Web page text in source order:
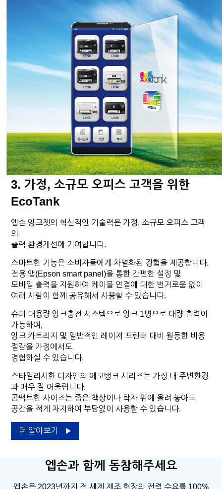
3. 가정, 소규모 오피스 고객을 위한
EcoTank
엡손 잉크젯의 혁신적인 기술력은 가정, 소규모 오피스 고객
의
출력 환경개선에 기여합니다.
스마트한 기능은 소비자들에게 차별화된 경험을 제공합니다.
전용 앱(Epson smart panel)을 통한 간편한 설정 및
모바일 출력을 지원하여 케이블 연결에 대한 번거로움 없이
여러 사람이 함께 공유해서 사용할 수 있습니다.
슈퍼 대용량 잉크충전 시스템으로 잉크 1병으로 대량 출력이
가능하여,
잉크 카트리지 및 일반적인 레이저 프린터 대비 월등한 비용
절감을 가정에서도
경험하실 수 있습니다.
스타일리시한 디자인의 에코탱크 시리즈는 가정 내 주변환경
과 매우 잘 어울립니다.
콤팩트한 사이즈는 좁은 책상이나 탁자 위에 올려 놓아도
공간을 적게 차지하여 부담없이 사용할 수 있습니다.
더 알아보기
엡손과 함께 동참해주세요
엡손은 2023년까지 전 세계 제조 현장의 전력 수요를 100%